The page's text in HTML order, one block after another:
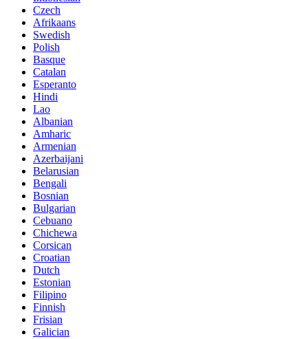
Czech
Afrikaans
Swedish
Polish
Basque
Catalan
Esperanto
Hindi
Lao
Albanian
Amharic
Armenian
Azerbaijani
Belarusian
Bengali
Bosnian
Bulgarian
Cebuano
Chichewa
Corsican
Croatian
Dutch
Estonian
Filipino
Finnish
Frisian
Galician